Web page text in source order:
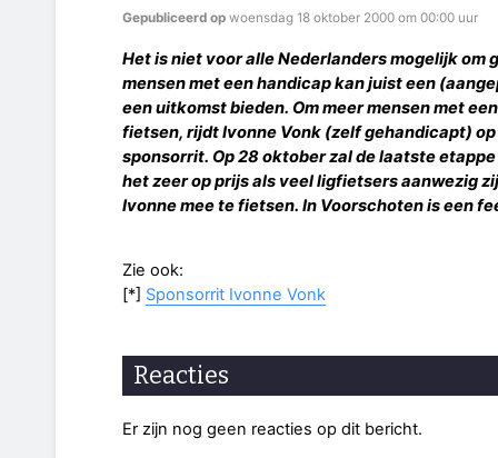
Gepubliceerd op woensdag 18 oktober 2000 om 00:00 uur
Het is niet voor alle Nederlanders mogelijk om
mensen met een handicap kan juist een
een uitkomst bieden. Om meer mensen met
fietsen, rijdt Ivonne Vonk (zelf gehandicapt)
sponsorrit. Op 28 oktober zal de laatste
het zeer op prijs als veel ligfietsers aanwezig
Ivonne mee te fietsen. In Voorschoten is een
Zie ook:
[*] Sponsorrit Ivonne Vonk
Reacties
Er zijn nog geen reacties op dit bericht.